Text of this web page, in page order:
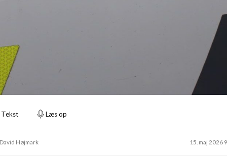
Tekst Læs op
Højmark 15. maj 2026